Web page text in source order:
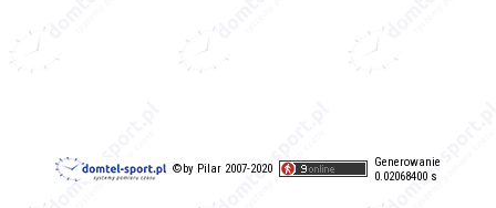
©by Pilar 2007-2020
Generowanie
0.02068400 s